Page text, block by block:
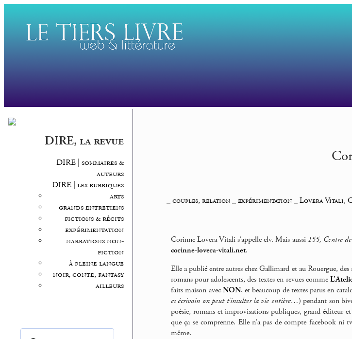
DIRE, la revue
DIRE | sommaires &
auteurs
DIRE | les rubriques
arts
grands entretiens
fictions & récits
expérimentation
narrations non-
fiction
à pleine langue
noir, conte, fantasy
ailleurs
_couples, relation _expérimentation _Lovera Vitali,
Corinne Lovera Vitali s’appelle clv. Mais aussi 155, Centre
corinne-lovera-vitali.net.
Elle a publié entre autres chez Gallimard et au Rouergue,
romans pour adolescents, des textes en revues comme
faits maison avecNON, et beaucoup de textes parus en
es écrivain on peut t’insulter la vie entière…) pendant son
poésie, romans et improvisations publiques, grand éditeur
que ça se comprenne. Elle n’a pas de compte facebook ni
même.